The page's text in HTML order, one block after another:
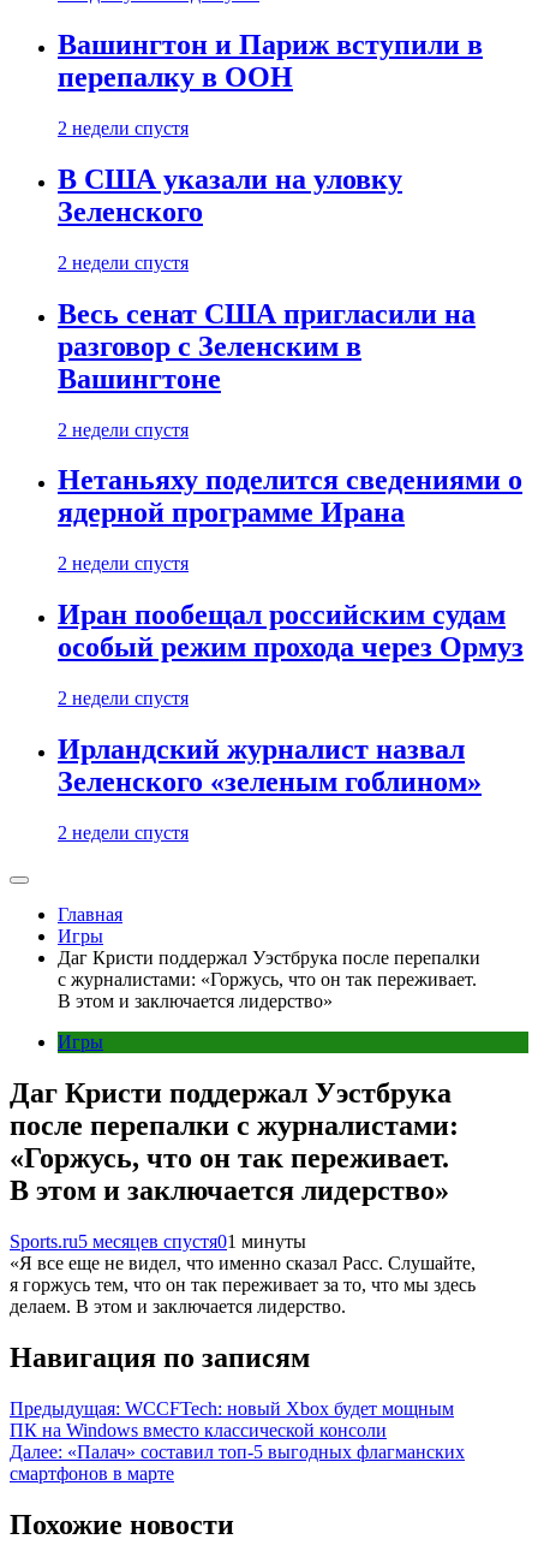
Вашингтон и Париж вступили в
перепалку в ООН
2 недели спустя
В США указали на уловку
Зеленского
2 недели спустя
Весь сенат США пригласили на
разговор с Зеленским в
Вашингтоне
2 недели спустя
Нетаньяху поделится сведениями о
ядерной программе Ирана
2 недели спустя
Иран пообещал российским судам
особый режим прохода через Ормуз
2 недели спустя
Ирландский журналист назвал
Зеленского «зеленым гоблином»
2 недели спустя
Главная
Игры
Даг Кристи поддержал Уэстбрука после перепалки
с журналистами: «Горжусь, что он так переживает.
В этом и заключается лидерство»
Игры
Даг Кристи поддержал Уэстбрука
после перепалки с журналистами:
«Горжусь, что он так переживает.
В этом и заключается лидерство»
Sports.ru5 месяцев спустя01 минуты
«Я все еще не видел, что именно сказал Расс. Слушайте,
я горжусь тем, что он так переживает за то, что мы здесь
делаем. В этом и заключается лидерство.
Навигация по записям
Предыдущая: WCCFTech: новый Xbox будет мощным
ПК на Windows вместо классической консоли
Далее: «Палач» составил топ-5 выгодных флагманских
смартфонов в марте
Похожие новости